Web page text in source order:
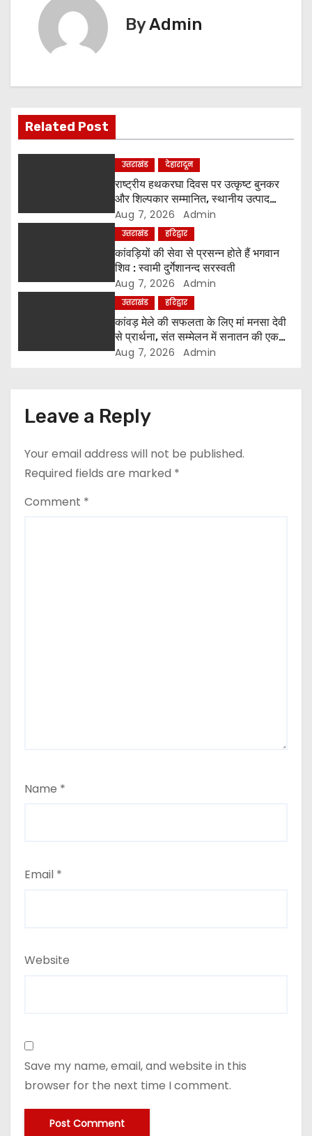
v
g
t
n
ByAdmin
Related Post
उत्तराखंड देहारादून
राष्ट्रीय हथकरघा दिवस पर उत्कृष्ट बुनकर
और शिल्पकार सम्मानित, स्थानीय उत्पाद
अपनाने का आह्वान
Aug 7, 2026 Admin
उत्तराखंड हरिद्वार
कांवड़ियों की सेवा से प्रसन्न होते हैं भगवान
शिव : स्वामी दुर्गेशानन्द सरस्वती
Aug 7, 2026 Admin
उत्तराखंड हरिद्वार
कांवड़ मेले की सफलता के लिए मां मनसा देवी
से प्रार्थना, संत सम्मेलन में सनातन की एकता
पर मंथन
Aug 7, 2026 Admin
Leave a Reply
Your email address will not be published.
Required fields are marked *
Comment *
Name *
Email *
Website
Save my name, email, and website in this
browser for the next time I comment.